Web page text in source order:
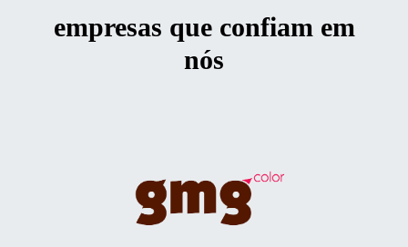
empresas que confiam em
nós